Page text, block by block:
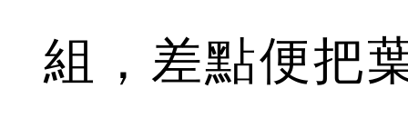
組，差點便把